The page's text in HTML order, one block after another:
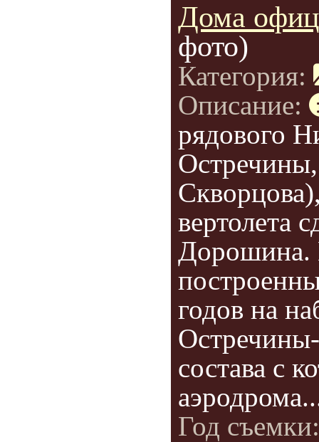
Дома
фото)
Категория:
Описание:
рядового
вертолета
Дорошина.
годов на
состава с
Год